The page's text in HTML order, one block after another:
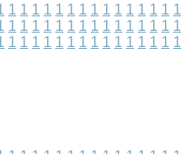
1 1 1 1 1 1 1 1 1 1 1 1 1 1 1
1 1 1 1 1 1 1 1 1 1 1 1 1 1 1
1 1 1 1 1 1 1 1 1 1 1 1 1 1 1